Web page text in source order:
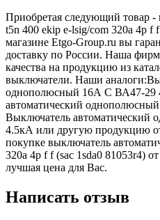
Приобретая следующий товар -
t5n 400 ekip e-lsig/com 320a 4p f
магазине Etgo-Group.ru вы
доставку по России. Наша
качества на продукцию из
выключатели. Наши
однополюсный 16А C ВА47-29
автоматический
Выключатель
4.5кА или другую продукцию
покупке выключатель
320a 4p f f (sac 1sda0 81053r4)
лучшая цена для Вас.
Написать отзыв